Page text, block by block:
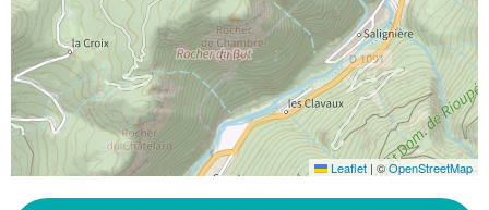
Leaflet | ©OpenStreetMap